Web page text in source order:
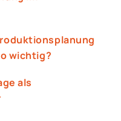
wichtig?
als